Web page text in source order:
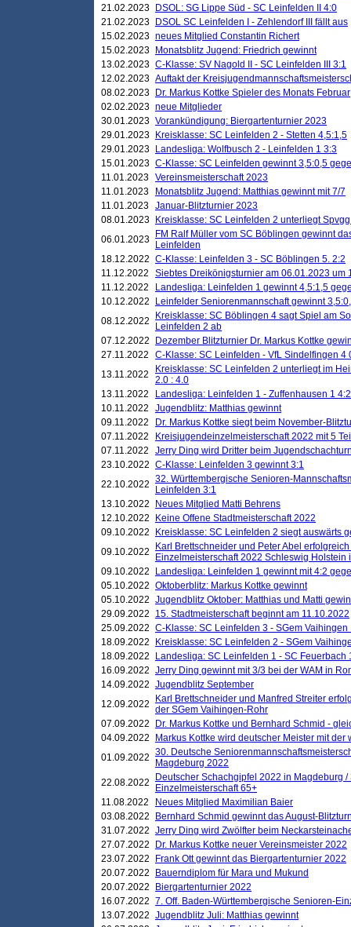
21.02.2023
DSOL: SG Lippe Süd - SC Leinfelden II 4:0
21.02.2023
DSOL SC Leinfelden I - Zehlendorf III fällt aus
15.02.2023 neues Mitglied Constantin Richert
15.02.2023
Monatsblitz Jugend: Friedrich gewinnt
13.02.2023 C-Klasse: SV Nagold II - SC Leinfelden III 3:1
12.02.2023 Auftakt der
08.02.2023
Dr. Markus Kottke Spieler des Monats Februar
02.02.2023 neue Mitglieder
30.01.2023 Vorankündigung: Biergartenturnier 2023
29.01.2023
Kreisklasse: SC Leinfelden 2 - Stetten 4,5:1,5
29.01.2023
Landesliga: Wolfbusch 2 - Leinfelden 1 3:3
15.01.2023 C-Klasse: SC Leinfelden gewinnt 3,5:0,5
11.01.2023 Vereinsmeisterschaft 2023
11.01.2023
Monatsblitz Jugend: Matthias gewinnt mit 7/7
11.01.2023 Januar-Blitzturnier 2023
08.01.2023
Kreisklasse: SC Leinfelden 2 unterliegt
06.01.2023
FM Ralf Müller vom SC Böblingen gewinnt
Leinfelden
18.12.2022 C-Klasse: Leinfelden 3 - SC Böblingen 5. 2:2
11.12.2022
Siebtes Dreikönigsturnier am 06.01.2023 um
11.12.2022
Landesliga: Leinfelden 1 gewinnt 4,5:1,5
10.12.2022
Leinfelder Seniorenmannschaft gewinnt
08.12.2022
Kreisklasse: SC Böblingen 4 sagt Spiel am
Leinfelden 2 ab
07.12.2022
Dezember Blitzturnier Dr. Markus Kottke
27.11.2022
C-Klasse: SC Leinfelden - VfL Sindelfingen 4
13.11.2022
Kreisklasse: SC Leinfelden 2 unterliegt im
2.0 : 4.0
13.11.2022
Landesliga: Leinfelden 1 - Zuffenhausen 1 4:2
10.11.2022
Jugendblitz: Matthias gewinnt
09.11.2022
Dr. Markus Kottke siegt beim November-
07.11.2022
Kreisjugendeinzelmeisterschaft 2022 mit 5
07.11.2022
Jerry Ding wird Dritter beim
23.10.2022 C-Klasse: Leinfelden 3 gewinnt 3:1
22.10.2022 32. Württembergische Senioren-
Leinfelden 3:1
13.10.2022
Neues Mitglied Matti Behrens
12.10.2022
Keine Offene Stadtmeisterschaft 2022
09.10.2022
Kreisklasse: SC Leinfelden 2 siegt auswärts
09.10.2022
Karl Brettschneider und Peter Abel
Einzelmeisterschaft 2022 Schleswig Holstein
09.10.2022
Landesliga: Leinfelden 1 gewinnt mit 4:2
05.10.2022 Oktoberblitz: Markus Kottke gewinnt
05.10.2022 Jugendblitz Oktober: Matthias und Matti
29.09.2022
15. Stadtmeisterschaft beginnt am 11.10.2022
25.09.2022 C-Klasse: SC Leinfelden 3 - SGem Vaihingen
18.09.2022
Kreisklasse: SC Leinfelden 2 - SGem
18.09.2022
Landesliga: SC Leinfelden 1 - SC Feuerbach
16.09.2022 Jerry Ding gewinnt mit 3/3 bei der WAM in
14.09.2022 Jugendblitz September
12.09.2022
Karl Brettschneider und Manfred Streiter
der SGem Vaihingen-Rohr
07.09.2022
Dr. Markus Kottke und Bernhard Schmid -
04.09.2022
Markus Kottke wird deutscher Meister mit
01.09.2022 30. Deutsche
Magdeburg 2022
22.08.2022
Deutscher Schachgipfel 2022 in Magdeburg
Einzelmeisterschaft 65+
11.08.2022
Neues Mitglied Maximilian Baier
03.08.2022
Bernhard Schmid gewinnt das August-
31.07.2022 Jerry Ding wird Zwölfter beim
27.07.2022
Dr. Markus Kottke neuer Vereinsmeister 2022
23.07.2022
Frank Ott gewinnt das Biergartenturnier 2022
20.07.2022
Bauerndiplom für Mara und Mukund
20.07.2022
Biergartenturnier 2022
16.07.2022 7. Off. Baden-Württembergische Senioren-
13.07.2022 Jugendblitz Juli: Matthias gewinnt